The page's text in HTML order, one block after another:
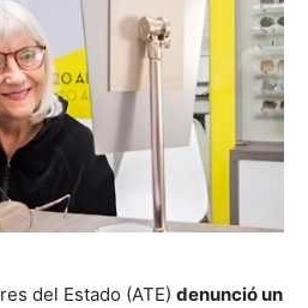
del Estado (ATE) denunció un